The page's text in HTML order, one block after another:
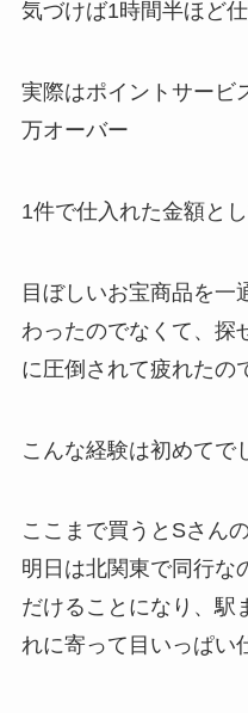
気づけば1時間半ほど
実際はポイントサービ
万オーバー
1件で仕入れた金額と
目ぼしいお宝商品を一
わったのでなくて、探
に圧倒されて疲れたの
こんな経験は初めてで
ここまで買うとSさん
明日は北関東で同行な
だけることになり、駅
れに寄って目いっぱい